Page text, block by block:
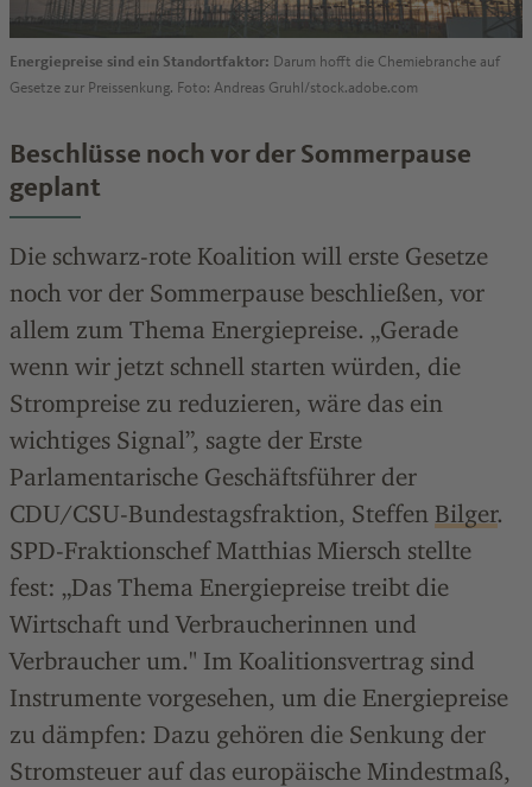
Energiepreise sind ein Standortfaktor: Darum hofft die Chemiebranche auf
Gesetze zur Preissenkung. Foto: Andreas Gruhl/stock.adobe.com
Beschlüsse noch vor der Sommerpause
geplant
Die schwarz-rote Koalition will erste Gesetze
noch vor der Sommerpause beschließen, vor
allem zum Thema Energiepreise. „Gerade
wenn wir jetzt schnell starten würden, die
Strompreise zu reduzieren, wäre das ein
wichtiges Signal”, sagte der Erste
Parlamentarische Geschäftsführer der
CDU/CSU-Bundestagsfraktion, Steffen Bilger.
SPD-Fraktionschef Matthias Miersch stellte
fest: „Das Thema Energiepreise treibt die
Wirtschaft und Verbraucherinnen und
Verbraucher um." Im Koalitionsvertrag sind
Instrumente vorgesehen, um die Energiepreise
zu dämpfen: Dazu gehören die Senkung der
Stromsteuer auf das europäische Mindestmaß,